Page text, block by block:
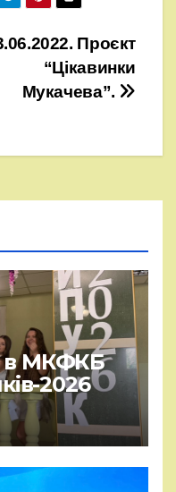
Проєкт
“Цікавинки
Мукачева”.
в МКФКБ
2026